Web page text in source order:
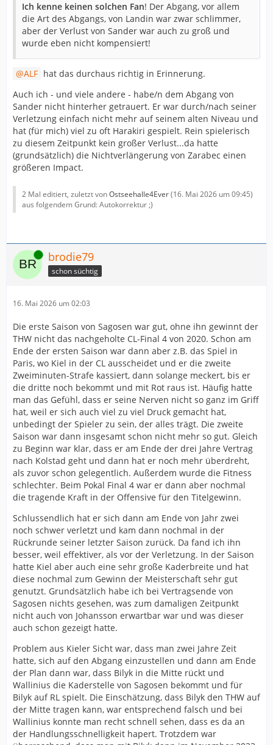
Ich kenne keinen solchen Fan! Der Abgang, vor allem
die Art des Abgangs, von Landin war zwar schlimmer,
aber der Verlust von Sander war auch zu groß und
wurde eben nicht kompensiert!
ALF hat das durchaus richtig in Erinnerung.
Auch ich - und viele andere - habe/n dem Abgang von
Sander nicht hinterher getrauert. Er war durch/nach seiner
Verletzung einfach nicht mehr auf seinem alten Niveau und
hat (für mich) viel zu oft Harakiri gespielt. Rein spielerisch
zu diesem Zeitpunkt kein großer Verlust...da hatte
(grundsätzlich) die Nichtverlängerung von Zarabec einen
größeren Impact.
2 Mal editiert, zuletzt vonOstseehalle4Ever(16. Mai 2026 um 09:45)
aus folgendem Grund: Autokorrektur ;)
Online brodie79
schon süchtig
16. Mai 2026 um 02:03
Die erste Saison von Sagosen war gut, ohne ihn gewinnt der
THW nicht das nachgeholte CL-Final 4 von 2020. Schon am
Ende der ersten Saison war dann aber z.B. das Spiel in
Paris, wo Kiel in der CL ausscheidet und er die zweite
Zweiminuten-Strafe kassiert, dann solange meckert, bis er
die dritte noch bekommt und mit Rot raus ist. Häufig hatte
man das Gefühl, dass er seine Nerven nicht so ganz im Griff
hat, weil er sich auch viel zu viel Druck gemacht hat,
unbedingt der Spieler zu sein, der alles trägt. Die zweite
Saison war dann insgesamt schon nicht mehr so gut. Gleich
zu Beginn war klar, dass er am Ende der drei Jahre Vertrag
nach Kolstad geht und dann hat er noch mehr überdreht,
als zuvor schon gelegentlich. Außerdem wurde die Fitness
schlechter. Beim Pokal Final 4 war er dann aber nochmal
die tragende Kraft in der Offensive für den Titelgewinn.
Schlussendlich hat er sich dann am Ende von Jahr zwei
noch schwer verletzt und kam dann nochmal in der
Rückrunde seiner letzter Saison zurück. Da fand ich ihn
besser, weil effektiver, als vor der Verletzung. In der Saison
hatte Kiel aber auch eine sehr große Kaderbreite und hat
diese nochmal zum Gewinn der Meisterschaft sehr gut
genutzt. Grundsätzlich habe ich bei Vertragsende von
Sagosen nichts gesehen, was zum damaligen Zeitpunkt
nicht auch von Johansson erwartbar war und was dieser
auch schon gezeigt hatte.
Problem aus Kieler Sicht war, dass man zwei Jahre Zeit
hatte, sich auf den Abgang einzustellen und dann am Ende
der Plan dann war, dass Bilyk in die Mitte rückt und
Wallinius die Kaderstelle von Sagosen bekommt und für
Bilyk auf RL spielt. Die Einschätzung, dass Bilyk den THW auf
der Mitte tragen kann, war entsprechend falsch und bei
Wallinius konnte man recht schnell sehen, dass es da an
der Handlungsschnelligkeit hapert. Trotzdem war